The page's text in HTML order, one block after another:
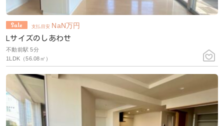
支払目安 NaN万円
Lサイズのしあわせ
不動前駅 5分
1LDK（56.08㎡）